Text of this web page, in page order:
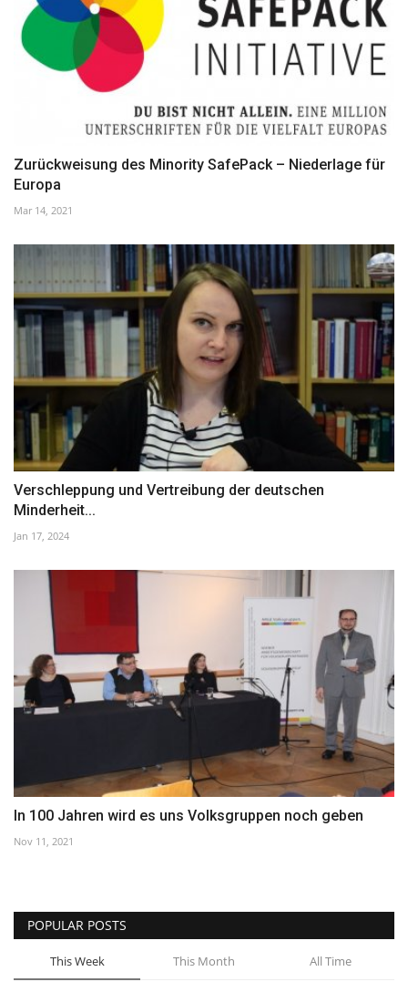
Zurückweisung des Minority SafePack – Niederlage für
Europa
Mar 14, 2021
Verschleppung und Vertreibung der deutschen
Minderheit...
Jan 17, 2024
In 100 Jahren wird es uns Volksgruppen noch geben
Nov 11, 2021
POPULAR POSTS
This Week This Month All Time